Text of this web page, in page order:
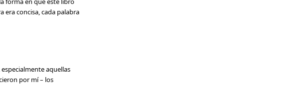
era concisa, cada palabra
aquellas
por mí – los